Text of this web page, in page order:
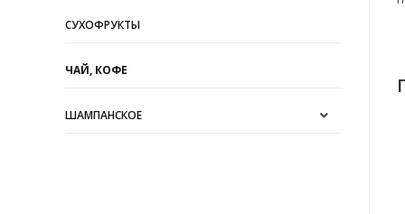
СУХОФРУКТЫ
ЧАЙ, КОФЕ
ШАМПАНСКОЕ